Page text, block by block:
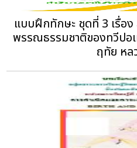
แบบฝึกทักษะ ชุดที่ 3 เรื่อ
พรรณธรรมชาติของทวีปอ
ฤทัย หล